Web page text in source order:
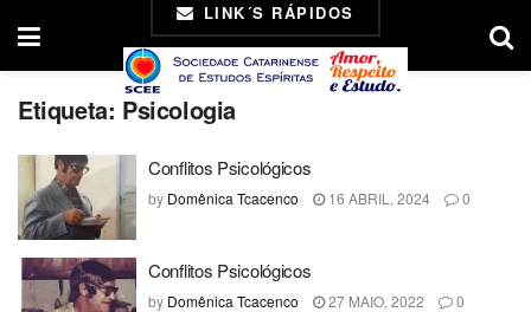
LINK´S RÁPIDOS
Etiqueta: Psicologia
Conflitos Psicológicos
by Domênica Tcacenco 16 ABRIL, 2024 0
Conflitos Psicológicos
by Domênica Tcacenco 27 MAIO, 2022 0